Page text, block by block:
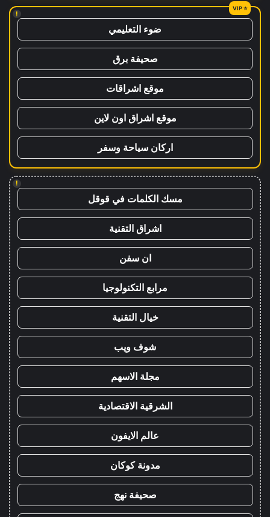
!
ضوء التعليمي
صحيفة برق
موقع اشراقات
موقع اشراق اون لاين
اركان سياحة وسفر
!
مسك الكلمات في قوقل
اشراق التقنية
ان سفن
مرابع التكنولوجيا
خيال التقنية
شوف ويب
مجلة الاسهم
الشرقية الاقتصادية
عالم الايفون
مدونة كوكان
صحيفة نهج